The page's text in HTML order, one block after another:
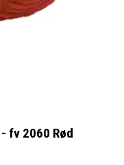
fv 2060 Rød